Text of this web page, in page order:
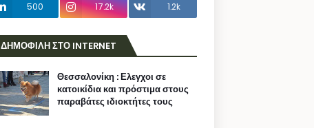
500
17.2k 1.2k
ΔΗΜΟΦΙΛΗ ΣΤΟ INTERNET
Θεσσαλονίκη : Ελεγχοι σε
κατοικίδια και πρόστιμα στους
παραβάτες ιδιοκτήτες τους